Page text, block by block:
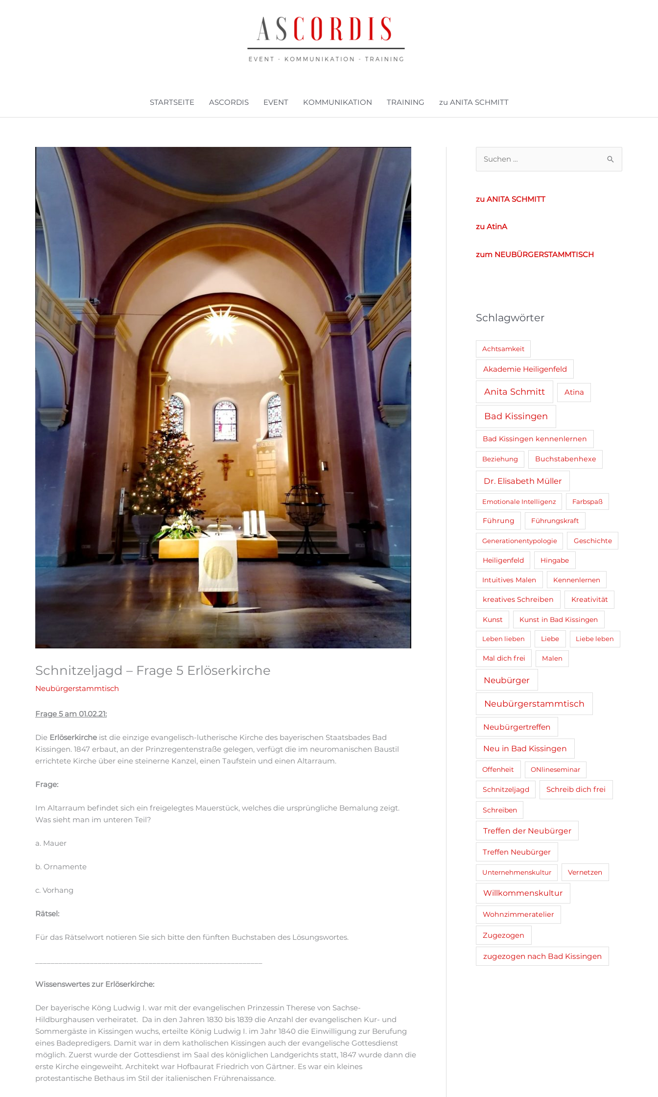
STARTSEITE ASCORDIS EVENT KOMMUNIKATION TRAINING zu ANITA SCHMITT
Schnitzeljagd – Frage 5 Erlöserkirche
Neubürgerstammtisch
Frage 5 am 01.02.21:
Die Erlöserkirche ist die einzige evangelisch-lutherische Kirche des bayerischen Staatsbades Bad
Kissingen. 1847 erbaut, an der Prinzregentenstraße gelegen, verfügt die im neuromanischen Baustil
errichtete Kirche über eine steinerne Kanzel, einen Taufstein und einen Altarraum.
Frage:
Im Altarraum befindet sich ein freigelegtes Mauerstück, welches die ursprüngliche Bemalung zeigt.
Was sieht man im unteren Teil?
a. Mauer
b. Ornamente
c. Vorhang
Rätsel:
Für das Rätselwort notieren Sie sich bitte den fünften Buchstaben des Lösungswortes.
Wissenswertes zur Erlöserkirche:
Der bayerische Köng Ludwig I. war mit der evangelischen Prinzessin Therese von Sachse-
Hildburghausen verheiratet. Da in den Jahren 1830 bis 1839 die Anzahl der evangelischen Kur- und
Sommergäste in Kissingen wuchs, erteilte König Ludwig I. im Jahr 1840 die Einwilligung zur Berufung
eines Badepredigers. Damit war in dem katholischen Kissingen auch der evangelische Gottesdienst
möglich. Zuerst wurde der Gottesdienst im Saal des königlichen Landgerichts statt, 1847 wurde dann die
erste Kirche eingeweiht. Architekt war Hofbaurat Friedrich von Gärtner. Es war ein kleines
protestantische Bethaus im Stil der italienischen Frührenaissance.
h
zu ANITA SCHMITT
zu AtinA
zum NEUBÜRGERSTAMMTISCH
Schlagwörter
Achtsamkeit
Akademie Heiligenfeld
Anita Schmitt Atina
Bad Kissingen
Bad Kissingen kennenlernen
Beziehung Buchstabenhexe
Dr. Elisabeth Müller
Emotionale Intelligenz Farbspaß
Führung Führungskraft
Generationentypologie Geschichte
Heiligenfeld Hingabe
Intuitives Malen Kennenlernen
kreatives Schreiben Kreativität
Kunst Kunst in Bad Kissingen
Leben lieben Liebe Liebe leben
Mal dich frei Malen
Neubürger
Neubürgerstammtisch
Neubürgertreffen
Neu in Bad Kissingen
Offenheit ONlineseminar
Schnitzeljagd Schreib dich frei
Schreiben
Treffen der Neubürger
Treffen Neubürger
Unternehmenskultur Vernetzen
Willkommenskultur
Wohnzimmeratelier
Zugezogen
zugezogen nach Bad Kissingen